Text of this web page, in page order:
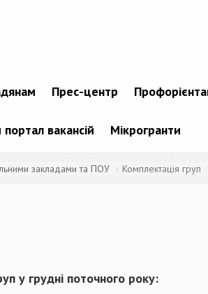
Прес-центр
вакансій Мікрогранти
закладами та ПОУ Комплектація груп
у грудні поточного року: